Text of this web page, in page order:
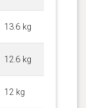
13.6 kg
12.6 kg
12 kg